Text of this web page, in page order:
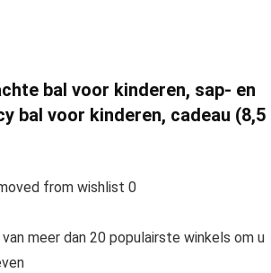
bal voor kinderen, sap- en
bal voor kinderen, cadeau (8,5
from wishlist 0
meer dan 20 populairste winkels om u